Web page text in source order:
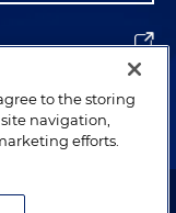
LLP. Todos los
to the storing
navigation,
efforts.